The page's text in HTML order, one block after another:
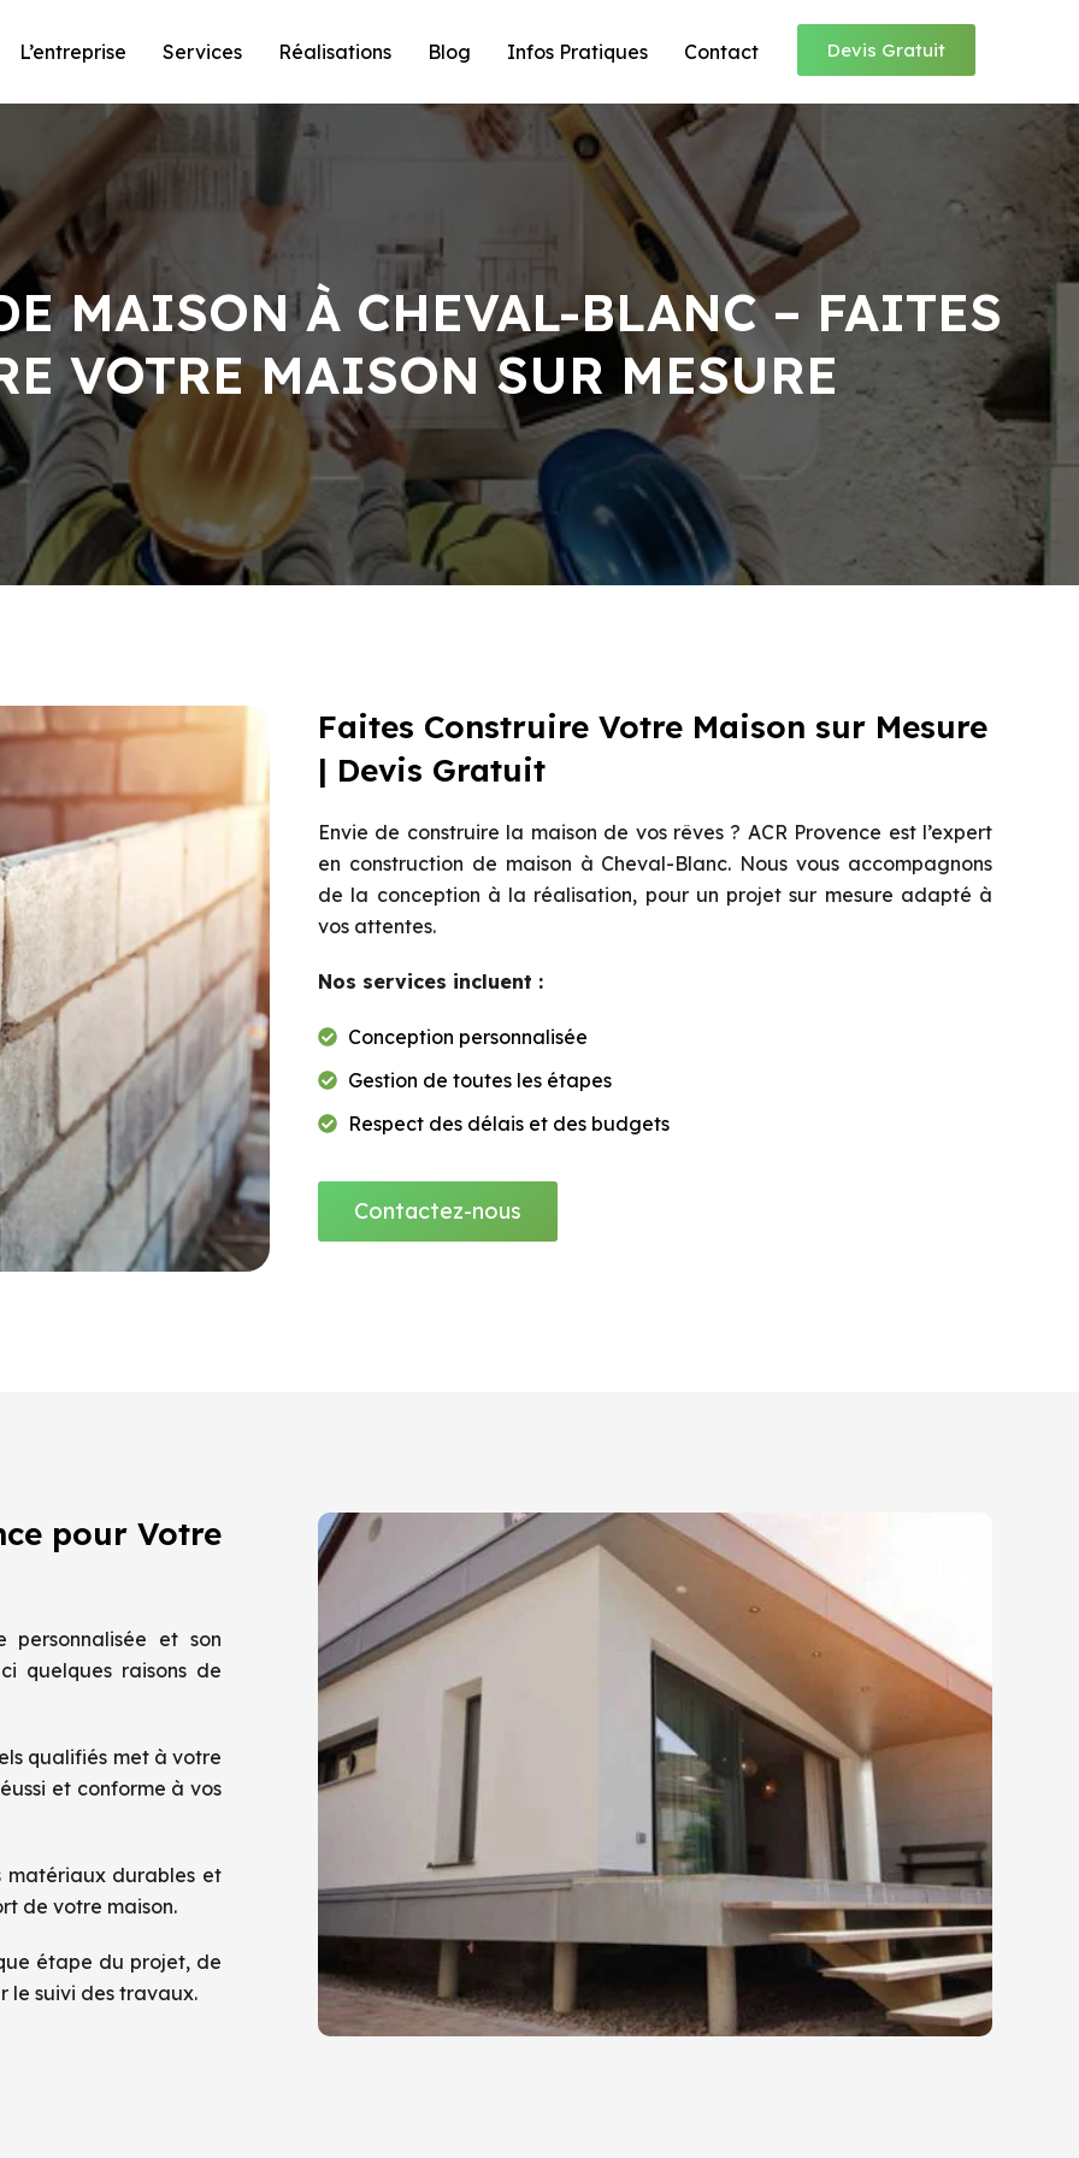
L’entreprise Services Réalisations Blog Infos Pratiques Contact Devis Gratuit
MAISON À CHEVAL-BLANC – FAITES
VOTRE MAISON SUR MESURE
Faites Construire Votre Maison sur Mesure
| Devis Gratuit
Envie de construire la maison de vos rêves ? ACR Provence est l’expert
en construction de maison à Cheval-Blanc. Nous vous accompagnons
de la conception à la réalisation, pour un projet sur mesure adapté à
vos attentes.
Nos services incluent :
Conception personnalisée
Gestion de toutes les étapes
Respect des délais et des budgets
Contactez-nous
pour Votre
personnalisée et son
quelques raisons de
qualifiés met à votre
et conforme à vos
matériaux durables et
de votre maison.
étape du projet, de
le suivi des travaux.